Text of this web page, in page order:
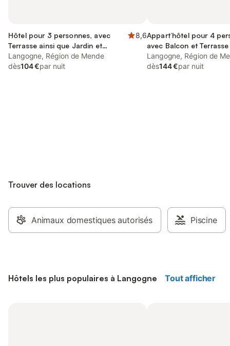
Hôtel pour 3 personnes, avec
Terrasse ainsi que Jardin et
Piscine
8,6
Langogne, Région de Mende
dès104 €par nuit
Appart’hôtel pour 4
avec Balcon et
Vue sur le lac et Vue
Langogne, Région de
dès144 €par nuit
Trouver des locations
Animaux domestiques autorisés Piscine
Hôtels les plus populaires à Langogne Tout afficher